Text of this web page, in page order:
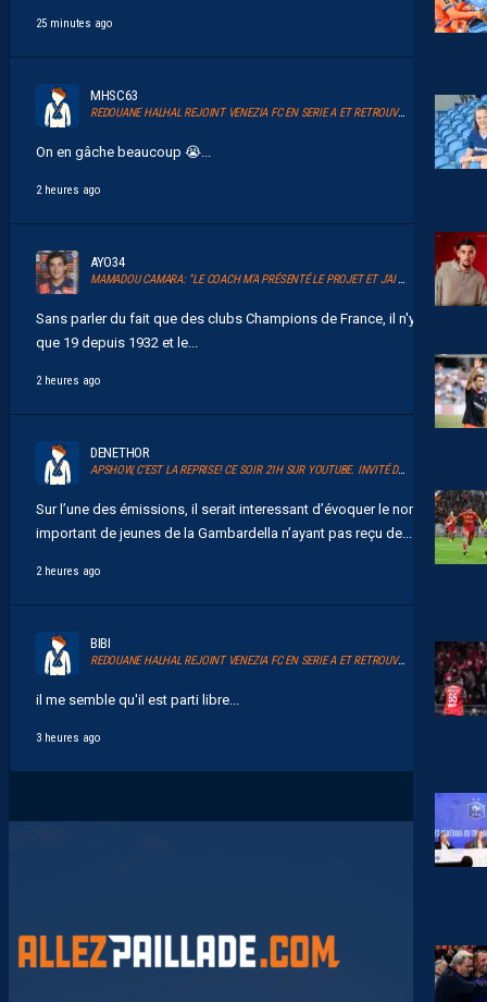
25 minutes ago
MHSC63
REDOUANE HALHAL REJOINT VENEZIA FC EN SERIE A ET RETROUVERA AKOR ADAMS
On en gâche beaucoup 😭...
2 heures ago
AYO34
MAMADOU CAMARA: “LE COACH M’A PRÉSENTÉ LE PROJET ET J’AI TOUT DE SUITE ADHÉRÉ.”
Sans parler du fait que des clubs Champions de France, il n'y en a
que 19 depuis 1932 et le...
2 heures ago
DENETHOR
APSHOW, C’EST LA REPRISE! CE SOIR 21H SUR YOUTUBE. INVITÉ DAVID GLUZMAN DE L’AFTER FOOT.
Sur l’une des émissions, il serait interessant d’évoquer le nombre
important de jeunes de la Gambardella n’ayant pas reçu de...
2 heures ago
BIBI
REDOUANE HALHAL REJOINT VENEZIA FC EN SERIE A ET RETROUVERA AKOR ADAMS
il me semble qu'il est parti libre...
3 heures ago